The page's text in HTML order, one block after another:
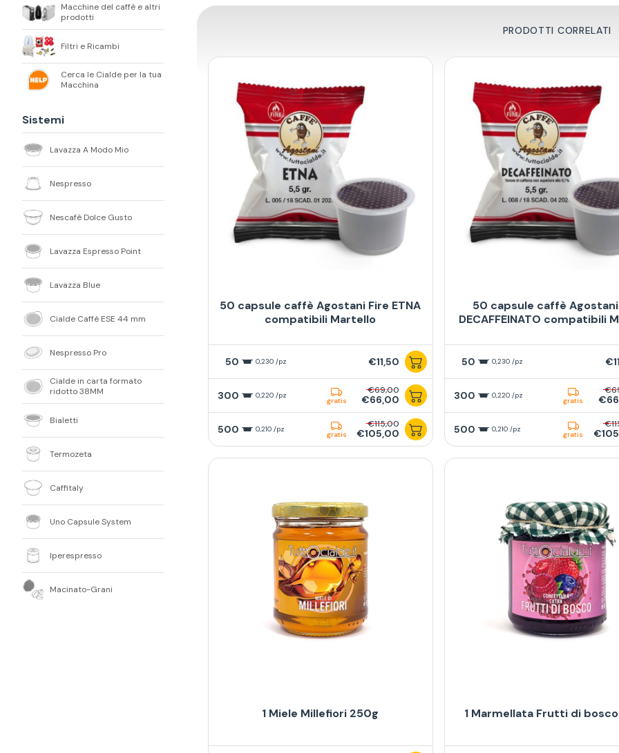
Macchine del caffè e altri
prodotti
Filtri e Ricambi
Cerca le Cialde per la tua
Macchina
Sistemi
Lavazza A Modo Mio
Nespresso
Nescafè Dolce Gusto
Lavazza Espresso Point
Lavazza Blue
Cialde Caffè ESE 44 mm
Nespresso Pro
Cialde in carta formato
ridotto 38MM
Bialetti
Termozeta
Caffitaly
Uno Capsule System
Iperespresso
Macinato-Grani
PRODOTTI CORRELATI
50 capsule caffè Agostani Fire ETNA
compatibili Martello
50 0,230 /pz €11,50
300 0,220 /pz
gratis
€69,00
€66,00
500 0,210 /pz
gratis
€115,00
€105,00
50 capsule caffè
DECAFFEINATO compatibili
50 0,230 /pz
300 0,220 /pz
gratis
500 0,210 /pz
gratis
1 Miele Millefiori 250g 1 Marmellata Frutti di